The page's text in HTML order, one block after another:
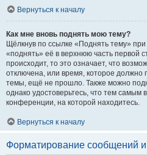
Вернуться к началу
Как мне вновь поднять мою тему?
Щёлкнув по ссылке «Поднять тему»
«поднять» её в верхнюю часть первой
происходит, то это означает, что
отключена, или время, которое должно
темы, ещё не прошло. Также можно
однако удостоверьтесь, что тем
конференции, на которой находитесь.
Вернуться к началу
Форматирование сообщений